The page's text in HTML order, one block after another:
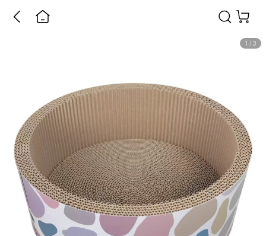
1 / 3